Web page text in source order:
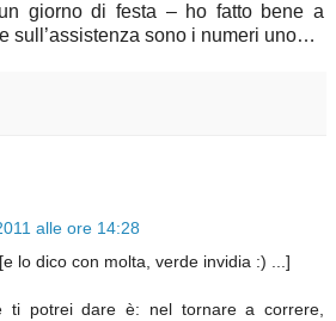
giorno di festa – ho fatto bene a
sull’assistenza sono i numeri uno…
alle ore 14:28
lo dico con molta, verde invidia :) ...]
ti potrei dare è: nel tornare a correre,